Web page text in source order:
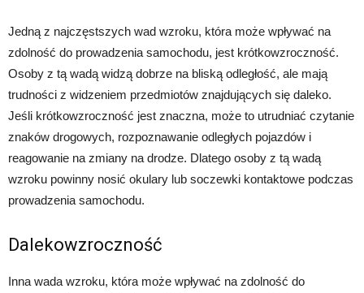
Jedną z najczęstszych wad wzroku, która może wpływać na
zdolność do prowadzenia samochodu, jest krótkowzroczność.
Osoby z tą wadą widzą dobrze na bliską odległość, ale mają
trudności z widzeniem przedmiotów znajdujących się daleko.
Jeśli krótkowzroczność jest znaczna, może to utrudniać czytanie
znaków drogowych, rozpoznawanie odległych pojazdów i
reagowanie na zmiany na drodze. Dlatego osoby z tą wadą
wzroku powinny nosić okulary lub soczewki kontaktowe podczas
prowadzenia samochodu.
Dalekowzroczność
Inna wada wzroku, która może wpływać na zdolność do